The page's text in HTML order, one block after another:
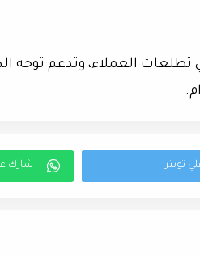
العملاء، وتدعم توجه